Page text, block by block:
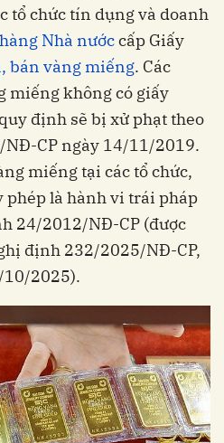
tổ chức tín dụng và doanh
Nhà nướccấp Giấy
bán vàng miếng. Các
miếng không có giấy
định sẽ bị xử phạt theo
CP ngày 14/11/2019.
miếng tại các tổ chức,
phép là hành vi trái pháp
24/2012/NĐ-CP (được
định 232/2025/NĐ-CP,
10/2025).